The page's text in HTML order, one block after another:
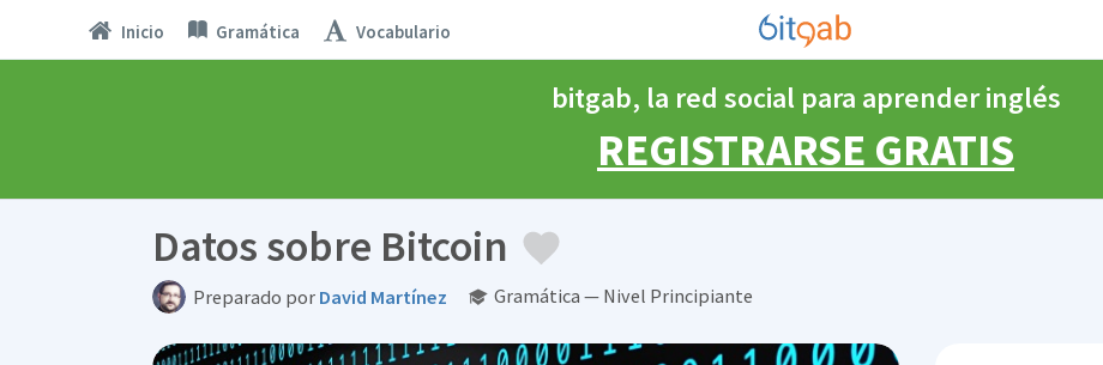
Inicio Gramática Vocabulario
bitgab, la red social para aprender inglés
REGISTRARSE GRATIS
Datos sobre Bitcoin
Preparado por David Martínez Gramática — Nivel Principiante